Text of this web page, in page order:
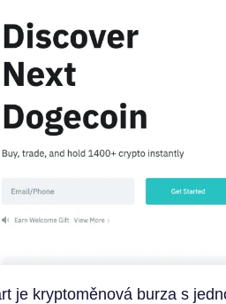
je kryptoměnová burza s